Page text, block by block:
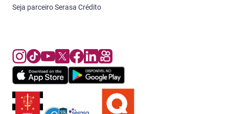
Seja parceiro Serasa Crédito